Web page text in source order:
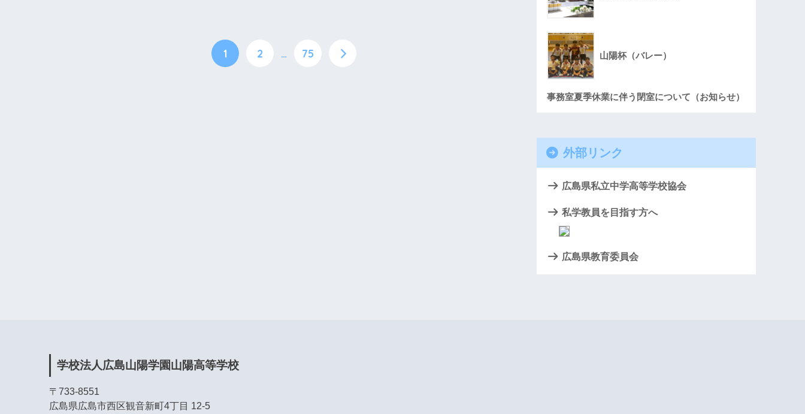
1 2 … 75 山陽杯（バレー）
事務室夏季休業に伴う閉室について（お知らせ）
外部リンク
広島県私立中学高等学校協会
私学教員を目指す方へ
広島県教育委員会
学校法人広島山陽学園山陽高等学校
〒733-8551
広島県広島市西区観音新町4丁目 12-5